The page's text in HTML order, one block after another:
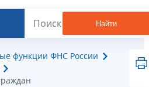
Найти
функции ФНС России